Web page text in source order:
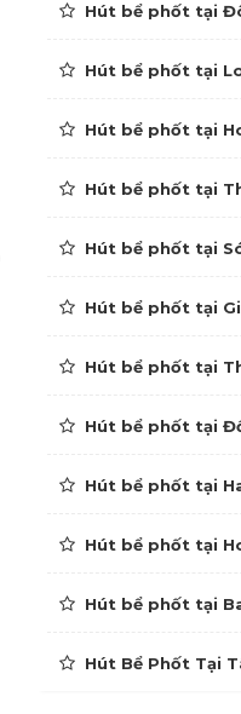
Hút bể phốt tại
Hút bể phốt tại
Hút bể phốt tại
Hút bể phốt tại
Hút bể phốt tại
Hút bể phốt tại
Hút bể phốt tại
Hút bể phốt tại
Hút bể phốt tại
Hút bể phốt tại
Hút bể phốt tại
Hút Bể Phốt Tại